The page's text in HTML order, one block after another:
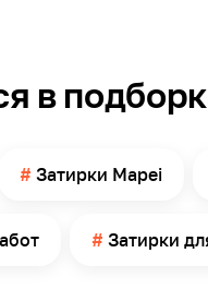
1-
65
в
Затирки Mapei
Затирки